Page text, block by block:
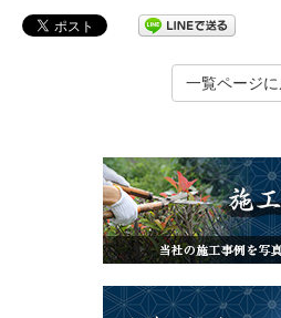
一覧ページに